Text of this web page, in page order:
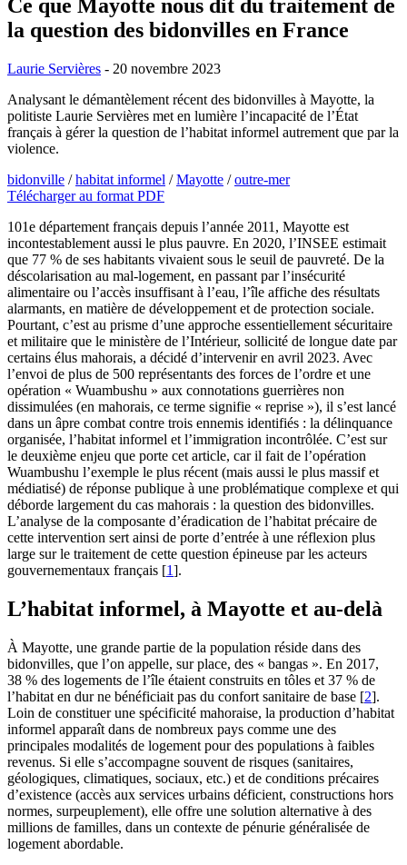
Ce que Mayotte nous dit du traitement de
la question des bidonvilles en France
Laurie Servières - 20 novembre 2023
Analysant le démantèlement récent des bidonvilles à Mayotte, la
politiste Laurie Servières met en lumière l’incapacité de l’État
français à gérer la question de l’habitat informel autrement que par la
violence.
bidonville /habitat informel /Mayotte /outre-mer
Télécharger au format PDF
101e département français depuis l’année 2011, Mayotte est
incontestablement aussi le plus pauvre. En 2020, l’INSEE estimait
que 77 % de ses habitants vivaient sous le seuil de pauvreté. De la
déscolarisation au mal-logement, en passant par l’insécurité
alimentaire ou l’accès insuffisant à l’eau, l’île affiche des résultats
alarmants, en matière de développement et de protection sociale.
Pourtant, c’est au prisme d’une approche essentiellement sécuritaire
et militaire que le ministère de l’Intérieur, sollicité de longue date par
certains élus mahorais, a décidé d’intervenir en avril 2023. Avec
l’envoi de plus de 500 représentants des forces de l’ordre et une
opération « Wuambushu » aux connotations guerrières non
dissimulées (en mahorais, ce terme signifie « reprise »), il s’est lancé
dans un âpre combat contre trois ennemis identifiés : la délinquance
organisée, l’habitat informel et l’immigration incontrôlée. C’est sur
le deuxième enjeu que porte cet article, car il fait de l’opération
Wuambushu l’exemple le plus récent (mais aussi le plus massif et
médiatisé) de réponse publique à une problématique complexe et qui
déborde largement du cas mahorais : la question des bidonvilles.
L’analyse de la composante d’éradication de l’habitat précaire de
cette intervention sert ainsi de porte d’entrée à une réflexion plus
large sur le traitement de cette question épineuse par les acteurs
gouvernementaux français [1].
L’habitat informel, à Mayotte et au-delà
À Mayotte, une grande partie de la population réside dans des
bidonvilles, que l’on appelle, sur place, des « bangas ». En 2017,
38 % des logements de l’île étaient construits en tôles et 37 % de
l’habitat en dur ne bénéficiait pas du confort sanitaire de base [2].
Loin de constituer une spécificité mahoraise, la production d’habitat
informel apparaît dans de nombreux pays comme une des
principales modalités de logement pour des populations à faibles
revenus. Si elle s’accompagne souvent de risques (sanitaires,
géologiques, climatiques, sociaux, etc.) et de conditions précaires
d’existence (accès aux services urbains déficient, constructions hors
normes, surpeuplement), elle offre une solution alternative à des
millions de familles, dans un contexte de pénurie généralisée de
logement abordable.